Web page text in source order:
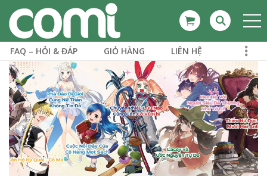
FAQ – HỎI & ĐÁP GIỎ HÀNG LIÊN HỆ